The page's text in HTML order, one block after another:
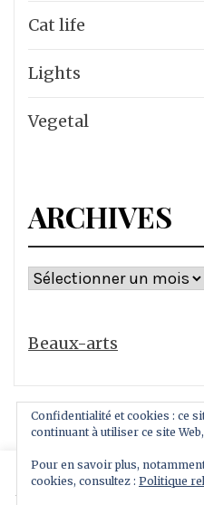
Cat life
Lights
Vegetal
ARCHIVES
Archives
Beaux-arts
Copyright All rights reserved
This website uses
Confidentialité et cookies : ce
continuant à utiliser ce site
Pour en savoir plus,
cookies, consultez : Politique